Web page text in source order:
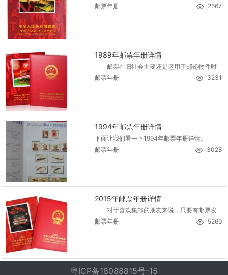
邮票年册
2567
1989年邮票年册详情
邮票在旧社会主要还是运用于邮递物件时
邮票年册
3231
1994年邮票年册详情
下面让我们看一下1994年邮票年册详情。
邮票年册
3028
2015年邮票年册详情
对于喜欢集邮的朋友来说，只要有邮票发
邮票年册
5269
粤ICP备18088815号-15